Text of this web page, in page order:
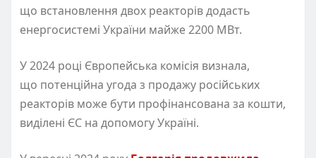
що встановлення двох реакторів додасть
енергосистемі України майже 2200 МВт.
У 2024 році Європейська комісія визнала,
що потенційна угода з продажу російських
реакторів може бути профінансована за кошти,
виділені ЄС на допомогу Україні.